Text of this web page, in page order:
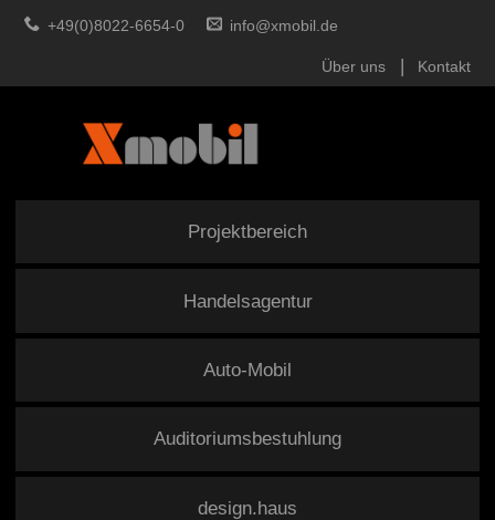
+49(0)8022-6654-0 info@xmobil.de
Über uns Kontakt
Projektbereich
Handelsagentur
Auto-Mobil
Auditoriumsbestuhlung
design.haus